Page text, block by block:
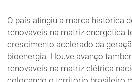
O país atingiu a marca histórica
renováveis na matriz energética
crescimento acelerado da
bioenergia. Houve avanço
renováveis na matriz elétrica